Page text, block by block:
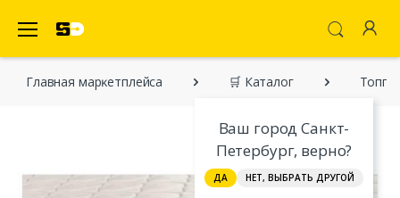
Ваш город Санкт-
Петербург, верно?
ДА НЕТ, ВЫБРАТЬ ДРУГОЙ
Главная марĸетплейса 🛒 Каталог